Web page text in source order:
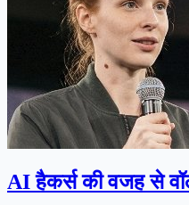
AI हैकर्स की वजह से